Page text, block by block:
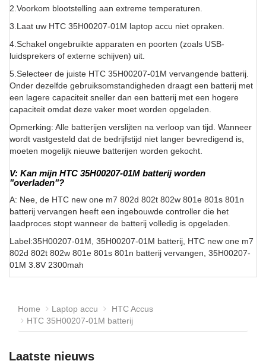
2.Voorkom blootstelling aan extreme temperaturen.
3.Laat uw HTC 35H00207-01M laptop accu niet opraken.
4.Schakel ongebruikte apparaten en poorten (zoals USB-
luidsprekers of externe schijven) uit.
5.Selecteer de juiste HTC 35H00207-01M vervangende batterij.
Onder dezelfde gebruiksomstandigheden draagt een batterij met
een lagere capaciteit sneller dan een batterij met een hogere
capaciteit omdat deze vaker moet worden opgeladen.
Opmerking: Alle batterijen verslijten na verloop van tijd. Wanneer
wordt vastgesteld dat de bedrijfstijd niet langer bevredigend is,
moeten mogelijk nieuwe batterijen worden gekocht.
V: Kan mijn HTC 35H00207-01M batterij worden
"overladen"?
A: Nee, de HTC new one m7 802d 802t 802w 801e 801s 801n
batterij vervangen heeft een ingebouwde controller die het
laadproces stopt wanneer de batterij volledig is opgeladen.
Label:35H00207-01M, 35H00207-01M batterij, HTC new one m7
802d 802t 802w 801e 801s 801n batterij vervangen, 35H00207-
01M 3.8V 2300mah
Home Laptop accu
HTC Accus
HTC 35H00207-01M batterij
Laatste nieuws